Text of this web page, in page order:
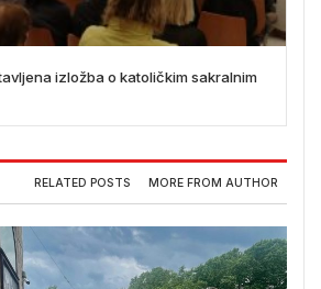
izložba o katoličkim sakralnim
RELATED POSTS MORE FROM AUTHOR